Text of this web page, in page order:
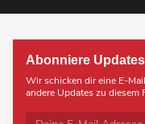
Abonniere
Wir schicken dir eine E-
andere Updates zu diesem